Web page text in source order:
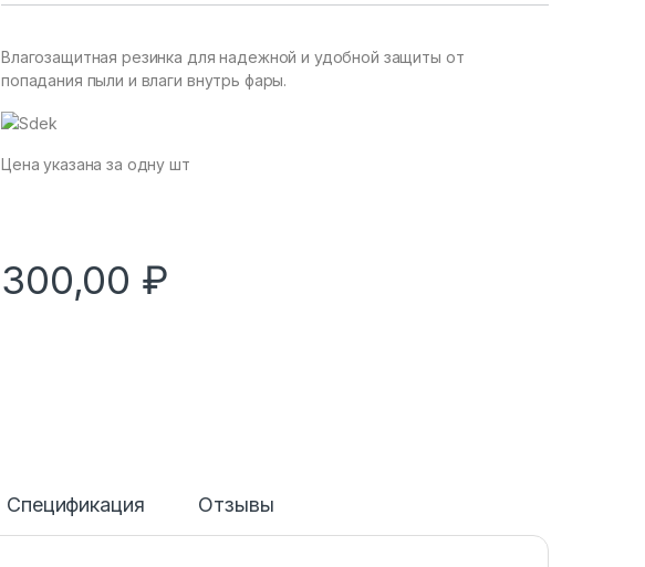
Влагозащитная резинка для надежной и удобной защиты от
попадания пыли и влаги внутрь фары.
Цена указана за одну шт
300,00 ₽
Спецификация Отзывы